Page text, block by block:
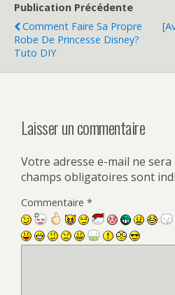
Publication Précédente
Comment Faire Sa Propre
Robe De Princesse Disney?
Tuto DIY
Laisser un commentaire
Votre adresse e-mail ne sera
champs obligatoires sont
Commentaire *